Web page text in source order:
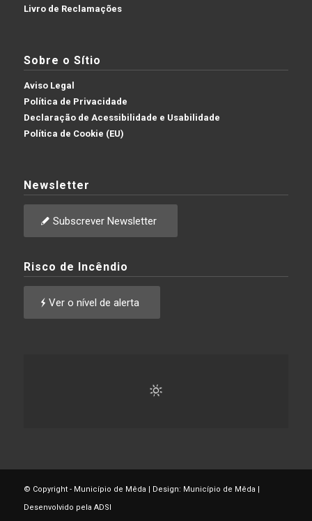
Livro de Reclamações
Sobre o Sítio
Aviso Legal
Política de Privacidade
Declaração de Acessibilidade e Usabilidade
Política de Cookie (EU)
Newsletter
Subscrever Newsletter
Risco de Incêndio
Ver o nível de alerta
© Copyright - Município de Mêda | Design: Município de Mêda |
Desenvolvido pela ADSI